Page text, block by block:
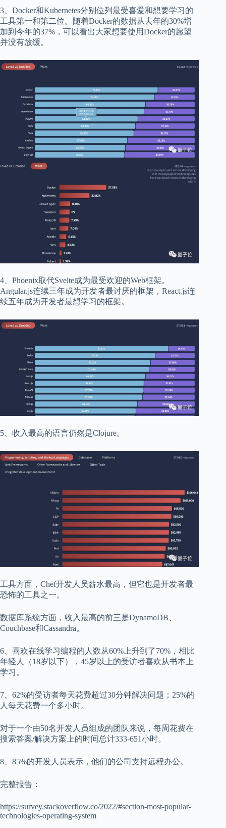
3、Docker和Kubernetes分别位列最受喜爱和想要学习的
工具第一和第二位。随着Docker的数据从去年的30%增
加到今年的37%，可以看出大家想要使用Docker的愿望
并没有放缓。
4、Phoenix取代Svelte成为最受欢迎的Web框架。
Angular.js连续三年成为开发者最讨厌的框架，React.js连
续五年成为开发者最想学习的框架。
5、收入最高的语言仍然是Clojure。
工具方面，Chef开发人员薪水最高，但它也是开发者最
恐怖的工具之一。
数据库系统方面，收入最高的前三是DynamoDB、
Couchbase和Cassandra。
6、喜欢在线学习编程的人数从60%上升到了70%，相比
年轻人（18岁以下），45岁以上的受访者喜欢从书本上
学习。
7、62%的受访者每天花费超过30分钟解决问题；25%的
人每天花费一个多小时。
对于一个由50名开发人员组成的团队来说，每周花费在
搜索答案/解决方案上的时间总计333-651小时。
8、85%的开发人员表示，他们的公司支持远程办公。
完整报告：
https://survey.stackoverflow.co/2022/#section-most-popular-
technologies-operating-system